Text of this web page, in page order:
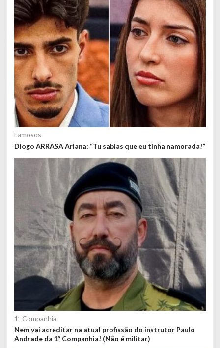
Famosos
Diogo ARRASA Ariana: “Tu sabias que eu tinha namorada!”
1ª Companhia
Nem vai acreditar na atual profissão do instrutor Paulo
Andrade da 1ª Companhia! (Não é militar)